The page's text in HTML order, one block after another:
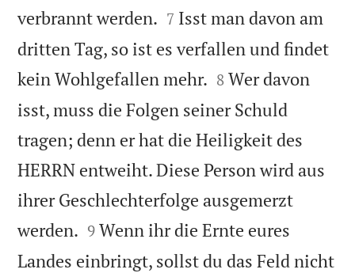
verbrannt werden. 

7 Isst man davon am
dritten Tag, so ist es verfallen und findet
kein Wohlgefallen mehr. 

8 Wer davon
isst, muss die Folgen seiner Schuld
tragen; denn er hat die Heiligkeit des
HERRN entweiht. Diese Person wird aus
ihrer Geschlechterfolge ausgemerzt
werden. 

9 Wenn ihr die Ernte eures
Landes einbringt, sollst du das Feld nicht